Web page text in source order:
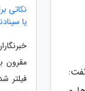
نکاتی
یا
مقرون
فیلتر